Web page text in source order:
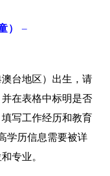
）
–
台地区）出生，请
在表格中标明是否
写工作经历和教育
学历信息需要被详
专业。